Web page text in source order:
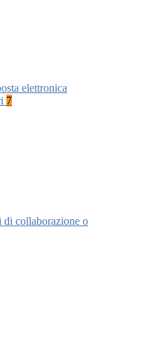
elettronica
7
collaborazione o